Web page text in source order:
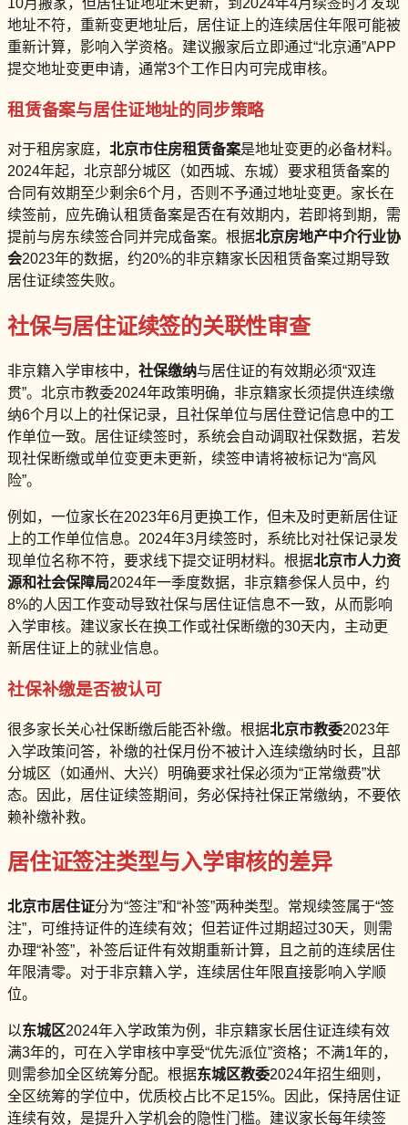
地址不符，重新变更地址后，居住证上的连续居住年限可能被
重新计算，影响入学资格。建议搬家后立即通过“北京通”APP
提交地址变更申请，通常3个工作日内可完成审核。
租赁备案与居住证地址的同步策略
对于租房家庭， 北京市住房租赁备案是地址变更的必备材料。
2024年起，北京部分城区（如西城、东城）要求租赁备案的
合同有效期至少剩余6个月，否则不予通过地址变更。家长在
续签前，应先确认租赁备案是否在有效期内，若即将到期，需
提前与房东续签合同并完成备案。根据北京房地产中介行业协
会2023年的数据，约20%的非京籍家长因租赁备案过期导致
居住证续签失败。
社保与居住证续签的关联性审查
非京籍入学审核中， 社保缴纳与居住证的有效期必须“双连
贯”。北京市教委2024年政策明确，非京籍家长须提供连续缴
纳6个月以上的社保记录，且社保单位与居住登记信息中的工
作单位一致。居住证续签时，系统会自动调取社保数据，若发
现社保断缴或单位变更未更新，续签申请将被标记为“高风
险”。
例如，一位家长在2023年6月更换工作，但未及时更新居住证
上的工作单位信息。2024年3月续签时，系统比对社保记录发
现单位名称不符，要求线下提交证明材料。根据北京市人力资
源和社会保障局2024年一季度数据，非京籍参保人员中，约
8%的人因工作变动导致社保与居住证信息不一致，从而影响
入学审核。建议家长在换工作或社保断缴的30天内，主动更
新居住证上的就业信息。
社保补缴是否被认可
很多家长关心社保断缴后能否补缴。根据北京市教委2023年
入学政策问答，补缴的社保月份不被计入连续缴纳时长，且部
分城区（如通州、大兴）明确要求社保必须为“正常缴费”状
态。因此，居住证续签期间，务必保持社保正常缴纳，不要依
赖补缴补救。
居住证签注类型与入学审核的差异
北京市居住证分为“签注”和“补签”两种类型。常规续签属于“签
注”，可维持证件的连续有效；但若证件过期超过30天，则需
办理“补签”，补签后证件有效期重新计算，且之前的连续居住
年限清零。对于非京籍入学，连续居住年限直接影响入学顺
位。
以东城区2024年入学政策为例，非京籍家长居住证连续有效
满3年的，可在入学审核中享受“优先派位”资格；不满1年的，
则需参加全区统筹分配。根据东城区教委2024年招生细则，
全区统筹的学位中，优质校占比不足15%。因此，保持居住证
连续有效，是提升入学机会的隐性门槛。建议家长每年续签